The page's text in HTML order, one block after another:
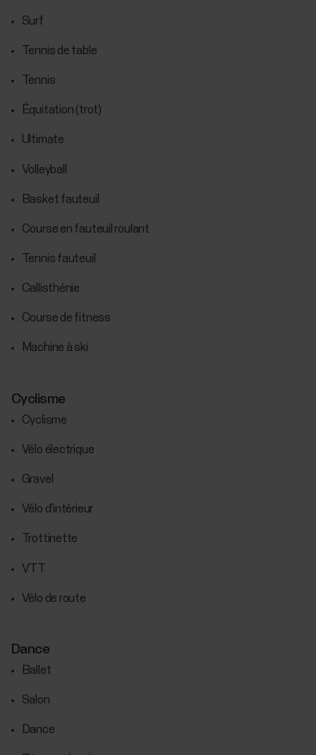
Surf
Tennis de table
Tennis
Équitation (trot)
Ultimate
Volleyball
Basket fauteuil
Course en fauteuil roulant
Tennis fauteuil
Callisthénie
Course de fitness
Machine à ski
Cyclisme
Cyclisme
Vélo électrique
Gravel
Vélo d'intérieur
Trottinette
VTT
Vélo de route
Dance
Ballet
Salon
Dance